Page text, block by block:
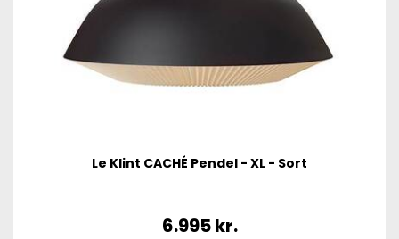
Le Klint CACHÉ Pendel - XL - Sort
6.995kr.